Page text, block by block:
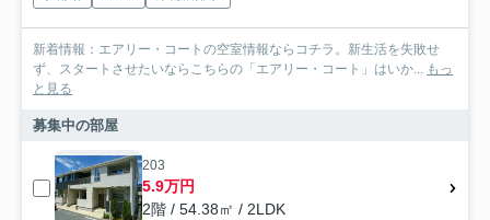
新着情報：エアリー・コートの空室情報ならコチラ。新生活を失敗せ
ず、スタートさせたいならこちらの「エアリー・コート」はいか... もっ
と見る
募集中の部屋
203
5.9万円
2階 / 54.38㎡ / 2LDK